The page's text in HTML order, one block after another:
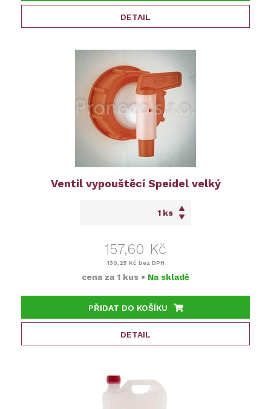
DETAIL
Ventil vypouštěcí Speidel velký
ks
157,60 Kč
130,25 Kč bez DPH
cena za 1 kus • Na skladě
PŘIDAT DO KOŠÍKU
DETAIL